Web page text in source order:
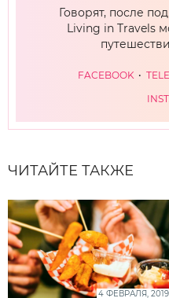
Говорят, после
Living in Travels
FACEBOOK
ЧИТАЙТЕ ТАКЖЕ
4 ФЕВРАЛЯ, 2019